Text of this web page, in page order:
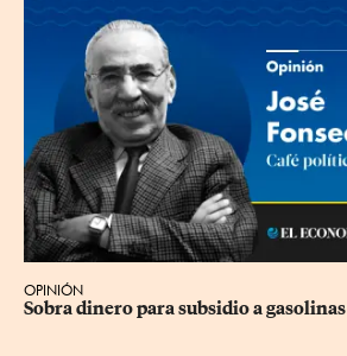
OPINIÓN
Sobra dinero para subsidio a gasolinas